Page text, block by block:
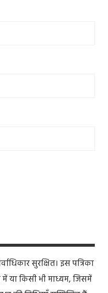
सुरक्षित। इस पत्रिका
या किसी भी माध्यम, जिसमें